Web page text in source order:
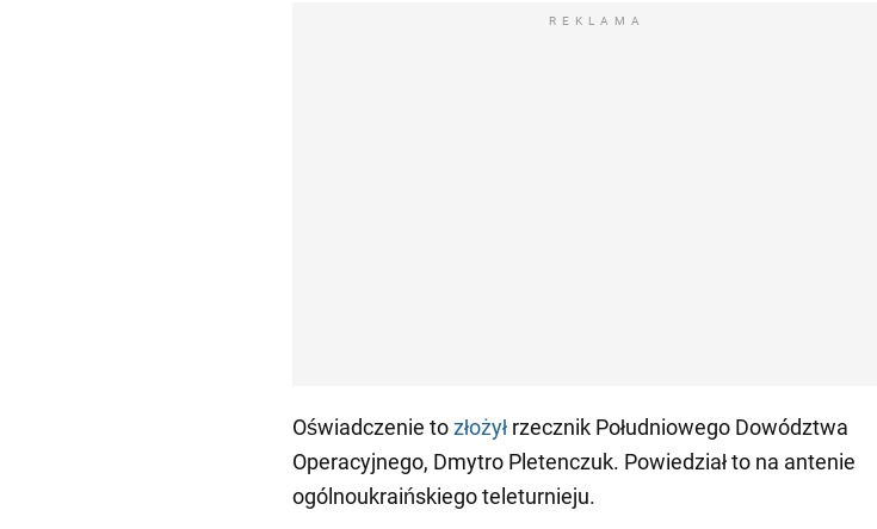
REKLAMA
Oświadczenie tozłożył rzecznik Południowego Dowództwa
Operacyjnego, Dmytro Pletenczuk. Powiedział to na antenie
ogólnoukraińskiego teleturnieju.